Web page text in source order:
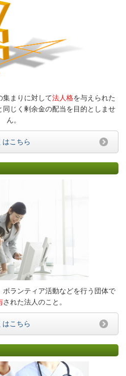
まりに対して法人格を与えられた
じく剰余金の配当を目的としませ
ん。
はこちら
ランティア活動などを行う団体で
された法人のこと。
はこちら